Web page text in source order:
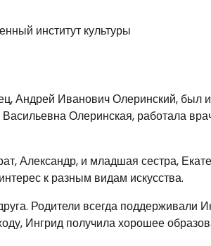
институт культуры
Андрей Иванович Олеринский, был
Олеринская, работала
Александр, и младшая сестра,
к разным видам искусства.
Родители всегда поддерживали
Ингрид получила хорошее